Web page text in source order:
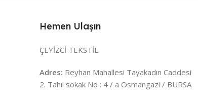
Hemen Ulaşın
ÇEYİZCİ TEKSTİL
Adres: Reyhan Mahallesi Tayakadın Caddesi
2. Tahıl sokak No : 4 / a Osmangazi / BURSA